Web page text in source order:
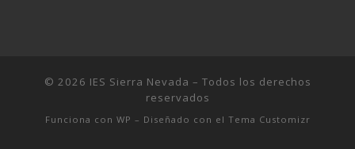
© 2026 IES Sierra Nevada – Todos los derechos
reservados
Funciona con WP – Diseñado con el Tema Customizr